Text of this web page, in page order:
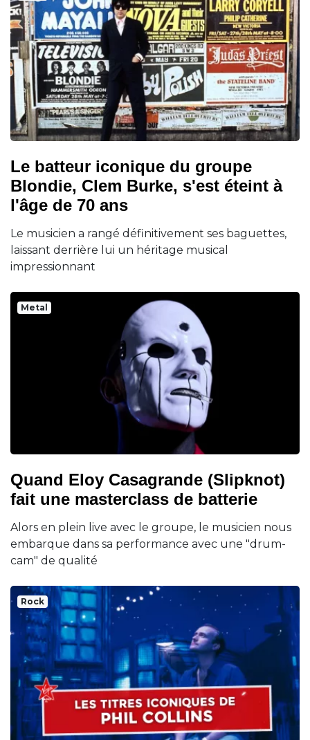
Le batteur iconique du groupe
Blondie, Clem Burke, s'est éteint à
l'âge de 70 ans
Le musicien a rangé définitivement ses baguettes,
laissant derrière lui un héritage musical
impressionnant
Metal
Quand Eloy Casagrande (Slipknot)
fait une masterclass de batterie
Alors en plein live avec le groupe, le musicien nous
embarque dans sa performance avec une "drum-
cam" de qualité
Rock